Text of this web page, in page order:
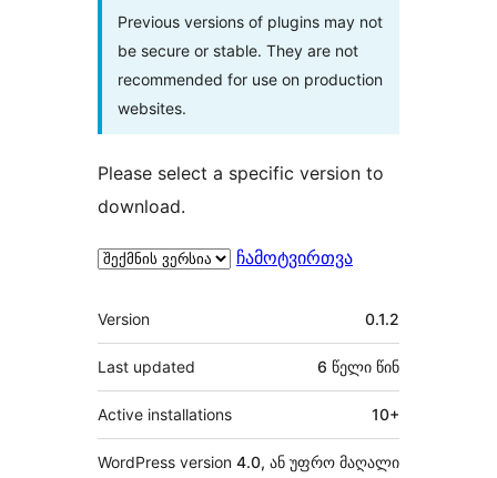
Previous versions of plugins may not
be secure or stable. They are not
recommended for use on production
websites.
Please select a specific version to
download.
ჩამოტვირთვა
მეტა
Version 0.1.2
Last updated 6 წელი წინ
Active installations 10+
WordPress version 4.0, ან უფრო მაღალი